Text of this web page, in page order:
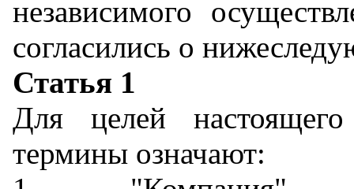
независимого
согласились о
Статья 1
Для целей
термины означают: